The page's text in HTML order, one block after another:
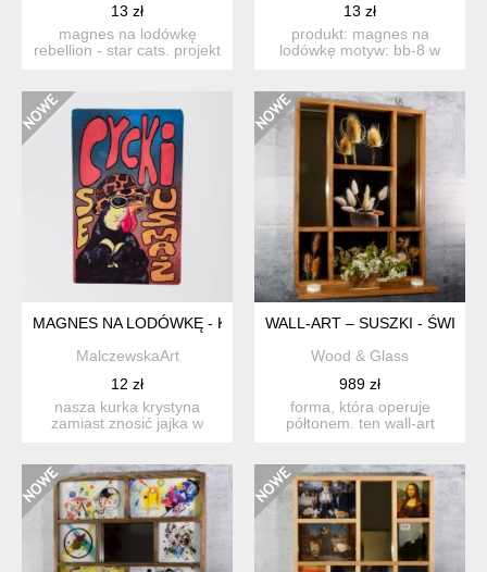
13 zł
magnes na lodówkę
rebellion - star cats. projekt
13 zł
produkt: magnes na
lodówkę motyw: bb-8 w
MAGNES NA LODÓWKĘ - KURA - CYCKI SE USMAŻ
MalczewskaArt
12 zł
nasza kurka krystyna
zamiast znosić jajka w
WALL-ART – SUSZKI -
Wood & Glass
989 zł
forma, która operuje
półtonem. ten wall-art